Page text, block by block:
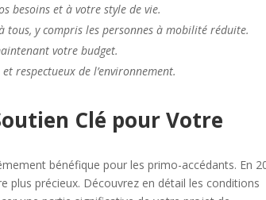
besoins et à votre style de vie.
tous, y compris les personnes à mobilité réduite.
votre budget.
respectueux de l’environnement.
Clé pour Votre
bénéfique pour les primo-accédants. En
plus précieux. Découvrez en détail les conditions